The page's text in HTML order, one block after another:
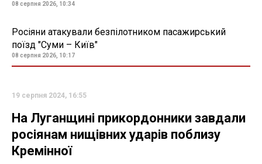
08 серпня 2026, 10:34
Росіяни атакували безпілотником пасажирський
поїзд "Суми – Київ"
08 серпня 2026, 10:17
19 серпня 2024, 16:55
На Луганщині прикордонники завдали
росіянам нищівних ударів поблизу
Кремінної